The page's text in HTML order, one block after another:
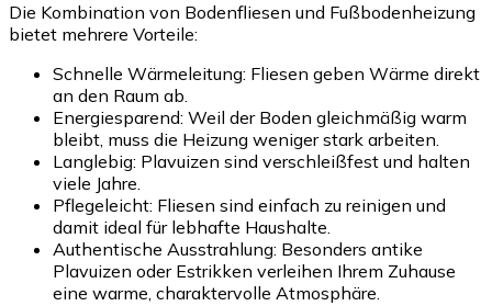
Die Kombination von Bodenfliesen und Fußbodenheizung
bietet mehrere Vorteile:
Schnelle Wärmeleitung: Fliesen geben Wärme direkt
an den Raum ab.
Energiesparend: Weil der Boden gleichmäßig warm
bleibt, muss die Heizung weniger stark arbeiten.
Langlebig: Plavuizen sind verschleißfest und halten
viele Jahre.
Pflegeleicht: Fliesen sind einfach zu reinigen und
damit ideal für lebhafte Haushalte.
Authentische Ausstrahlung: Besonders antike
Plavuizen oder Estrikken verleihen Ihrem Zuhause
eine warme, charaktervolle Atmosphäre.